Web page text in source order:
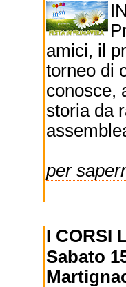
amici, il
torneo di
conosce,
storia da
per
I CORSI
Sabato